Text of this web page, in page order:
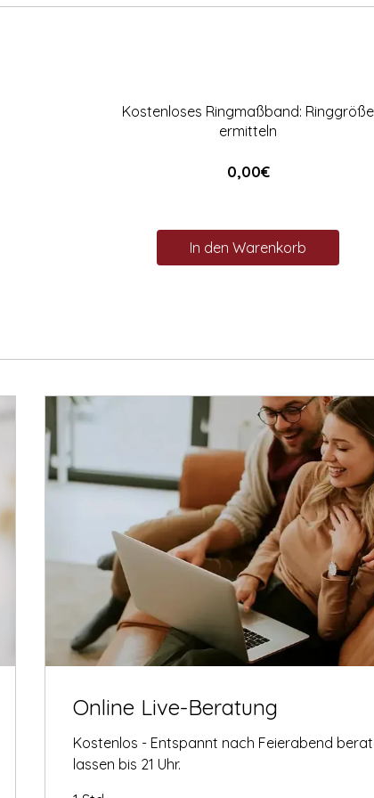
Kostenloses Ringmaßband: Ringgröße
ermitteln
0,00€Preis
In den Warenkorb
Online Live-Beratung
Kostenlos - Entspannt nach Feierabend
lassen bis 21 Uhr.